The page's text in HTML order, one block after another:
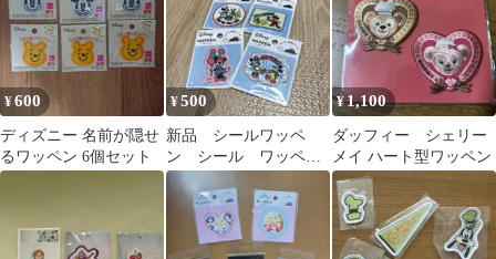
¥600
ディズニー 名前が隠せ
るワッペン 6個セット
¥500
新品 シールワッペ
ン シール ワッペ
ン ディズニー ミッ
キー ミニー 4種 4
¥1,100
ダッフィー シェリー
メイ ハート型ワッペン